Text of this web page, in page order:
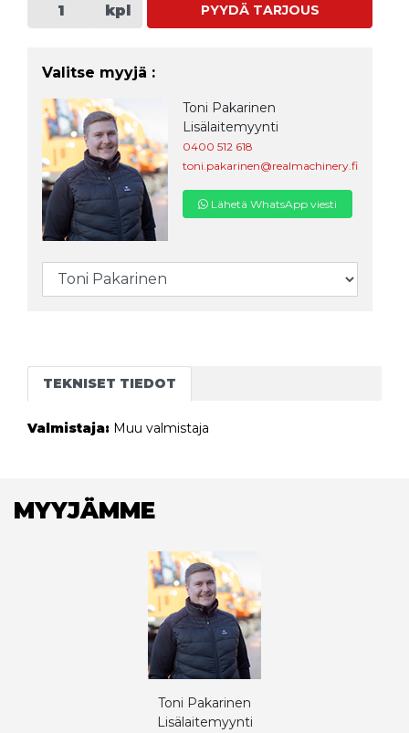
kpl PYYDÄ TARJOUS
Valitse myyjä :
Toni Pakarinen
Lisälaitemyynti
0400 512 618
toni.pakarinen@realmachinery.fi
Lähetä WhatsApp viesti
TEKNISET TIEDOT
Valmistaja: Muu valmistaja
MYYJÄMME
Toni Pakarinen
Lisälaitemyynti